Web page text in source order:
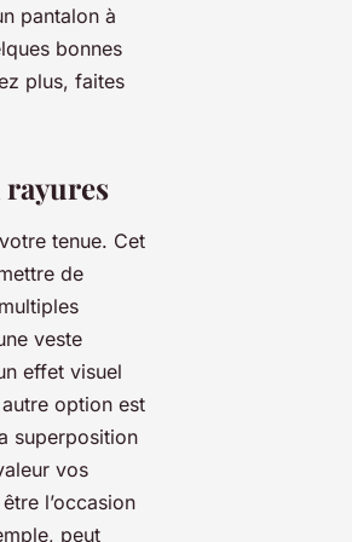
pantalon à
bonnes
plus, faites
tenue. Cet
de
veste
effet visuel
option est
superposition
vos
l’occasion
peut